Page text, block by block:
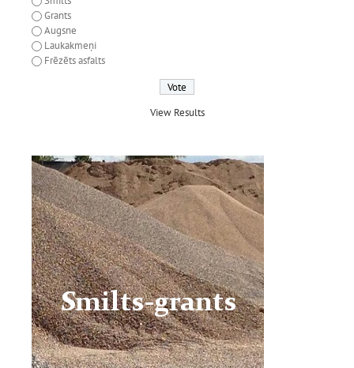
Grants
Augsne
Laukakmeņi
Frēzēts asfalts
View Results